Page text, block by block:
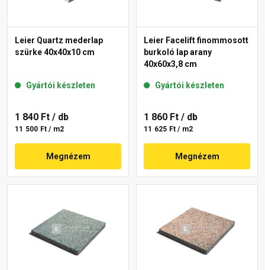
Leier Quartz mederlap
szürke 40x40x10 cm
Gyártói készleten
1 840 Ft / db
11 500 Ft / m2
Megnézem
Leier Facelift finommosott
burkoló lap arany
40x60x3,8 cm
Gyártói készleten
1 860 Ft / db
11 625 Ft / m2
Megnézem